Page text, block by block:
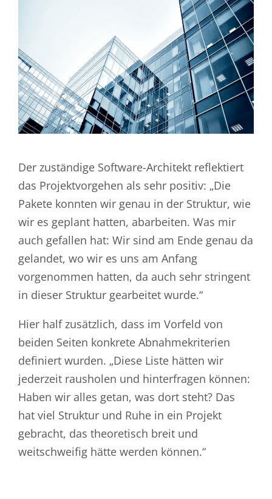
Der zuständige Software-Architekt reflektiert
das Projektvorgehen als sehr positiv: „Die
Pakete konnten wir genau in der Struktur, wie
wir es geplant hatten, abarbeiten. Was mir
auch gefallen hat: Wir sind am Ende genau da
gelandet, wo wir es uns am Anfang
vorgenommen hatten, da auch sehr stringent
in dieser Struktur gearbeitet wurde.“
Hier half zusätzlich, dass im Vorfeld von
beiden Seiten konkrete Abnahmekriterien
definiert wurden. „Diese Liste hätten wir
jederzeit rausholen und hinterfragen können:
Haben wir alles getan, was dort steht? Das
hat viel Struktur und Ruhe in ein Projekt
gebracht, das theoretisch breit und
weitschweifig hätte werden können.“